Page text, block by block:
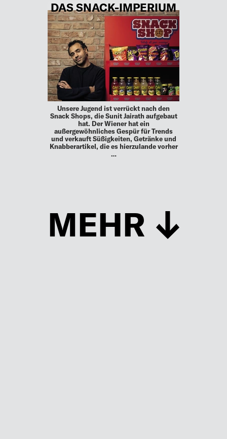
DAS SNACK-IMPERIUM
Unsere Jugend ist verrückt nach den
Snack Shops, die Sunit Jairath aufgebaut
hat. Der Wiener hat ein
außergewöhnliches Gespür für Trends
und verkauft Süßigkeiten, Getränke und
Knabberartikel, die es hierzulande vorher
…
MEHR